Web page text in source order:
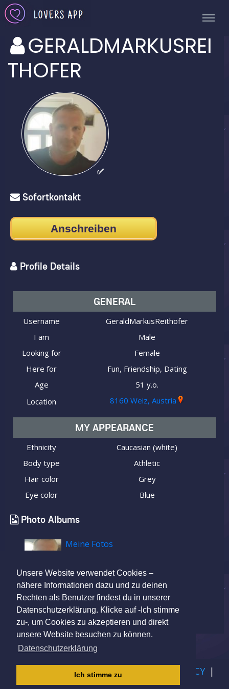
Unsere Website verwendet Cookies –
nähere Informationen dazu und zu deinen
Rechten als Benutzer findest du in unserer
Datenschutzerklärung. Klicke auf -Ich stimme
zu-, um Cookies zu akzeptieren und direkt
unsere Website besuchen zu können.
Datenschutzerklärung
Ich stimme zu
GERALDMARKUSREI
THOFER
✅
Sofortkontakt
Anschreiben
Profile Details
GENERAL
Username
GeraldMarkusReithofer
I am
Male
Looking for
Female
Here for
Fun, Friendship, Dating
Age
51 y.o.
Location
8160 Weiz, Austria
MY APPEARANCE
Ethnicity
Caucasian (white)
Body type
Athletic
Hair color
Grey
Eye color
Blue
Photo Albums
Meine Fotos
TERMS OF USE PRIVACY POLICY |
CHILDREN PRIVACY